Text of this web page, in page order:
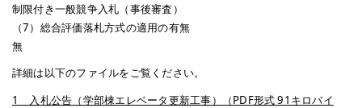
制限付き一般競争入札（事後審査）
（7）総合評価落札方式の適用の有無
無
詳細は以下のファイルをご覧ください。
1 入札公告（学部棟エレベータ更新工事）（PDF形式 91キロバイ